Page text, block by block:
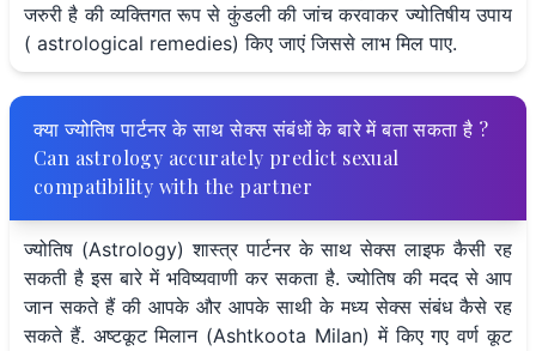
जरुरी है की व्यक्तिगत रूप से कुंडली की जांच करवाकर ज्योतिषीय उपाय
( astrological remedies) किए जाएं जिससे लाभ मिल पाए.
क्या ज्योतिष पार्टनर के साथ सेक्स संबंधों के बारे में बता सकता है ?
Can astrology accurately predict sexual
compatibility with the partner
ज्योतिष (Astrology) शास्त्र पार्टनर के साथ सेक्स लाइफ कैसी रह
सकती है इस बारे में भविष्यवाणी कर सकता है. ज्योतिष की मदद से आप
जान सकते हैं की आपके और आपके साथी के मध्य सेक्स संबंध कैसे रह
सकते हैं. अष्टकूट मिलान (Ashtkoota Milan) में किए गए वर्ण कूट